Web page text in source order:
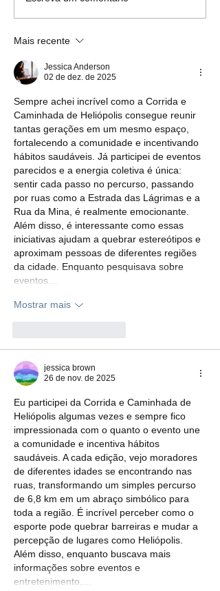
para um futuro mais
Mais recente
Jessica Anderson
02 de dez. de 2025
Sempre achei incrível como a Corrida e
Caminhada de Heliópolis consegue reunir
tantas gerações em um mesmo espaço,
fortalecendo a comunidade e incentivando
hábitos saudáveis. Já participei de eventos
parecidos e a energia coletiva é única:
sentir cada passo no percurso, passando
por ruas como a Estrada das Lágrimas e a
Rua da Mina, é realmente emocionante.
Além disso, é interessante como essas
iniciativas ajudam a quebrar estereótipos e
aproximam pessoas de diferentes regiões
da cidade. Enquanto pesquisava sobre
eventos…
Mostrar mais
jessica brown
26 de nov. de 2025
Eu participei da Corrida e Caminhada de
Heliópolis algumas vezes e sempre fico
impressionada com o quanto o evento une
a comunidade e incentiva hábitos
saudáveis. A cada edição, vejo moradores
de diferentes idades se encontrando nas
ruas, transformando um simples percurso
de 6,8 km em um abraço simbólico para
toda a região. É incrível perceber como o
esporte pode quebrar barreiras e mudar a
percepção de lugares como Heliópolis.
Além disso, enquanto buscava mais
informações sobre eventos e
entretenimento,…